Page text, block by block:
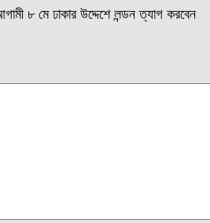
৮ মে ঢাকার উদ্দেশে লন্ডন ত্যাগ করবেন